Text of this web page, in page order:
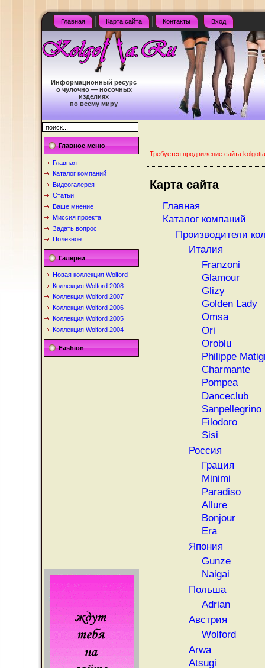
Главная Карта сайта Контакты Вход
Информационный ресурс
о чулочно — носочных
изделиях
по всему миру
Главное меню
Главная
Каталог компаний
Видеогалерея
Статьи
Ваше мнение
Миссия проекта
Задать вопрос
Полезное
Галереи
Новая коллекция Wolford
Коллекция Wolford 2008
Коллекция Wolford 2007
Коллекция Wolford 2006
Коллекция Wolford 2005
Коллекция Wolford 2004
Fashion
Требуется продвижение сайта
Карта сайта
Главная
Каталог компаний
Производители
Италия
Franzoni
Glamour
Glizy
Golden Lady
Omsa
Ori
Oroblu
Philippe
Charmante
Pompea
Danceclub
Sanpellegrino
Filodoro
Sisi
Россия
Грация
Minimi
Paradiso
Allure
Bonjour
Era
Япония
Gunze
Naigai
Польша
Adrian
Австрия
Wolford
Arwa
Atsugi